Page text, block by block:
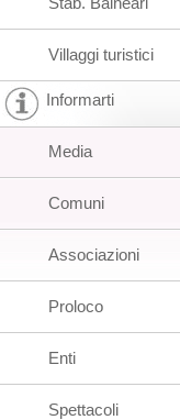
Villaggi turistici
Informarti
Media
Comuni
Associazioni
Proloco
Enti
Spettacoli